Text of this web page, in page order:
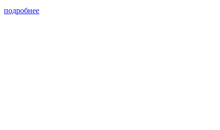
подробнее